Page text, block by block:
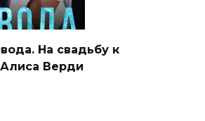
На свадьбу к
Верди